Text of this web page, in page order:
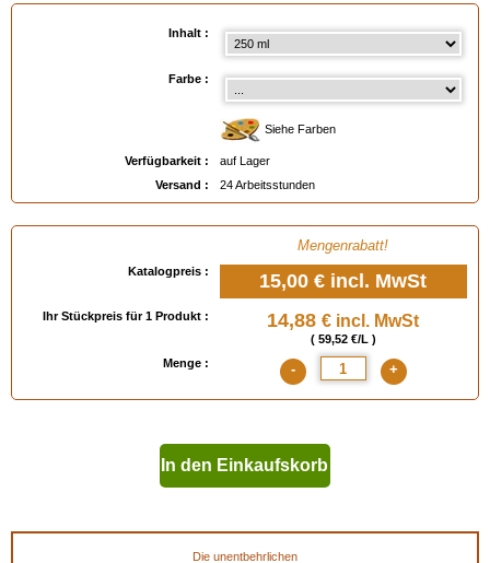
Inhalt :
Farbe :
Siehe Farben
Verfügbarkeit :
auf Lager
Versand :
24 Arbeitsstunden
Mengenrabatt!
Katalogpreis : 15,00 € incl. MwSt
Ihr Stückpreis für 1 Produkt : 14,88 € incl. MwSt
( 59,52 €/L )
Menge :
- +
In den Einkaufskorb
Die unentbehrlichen